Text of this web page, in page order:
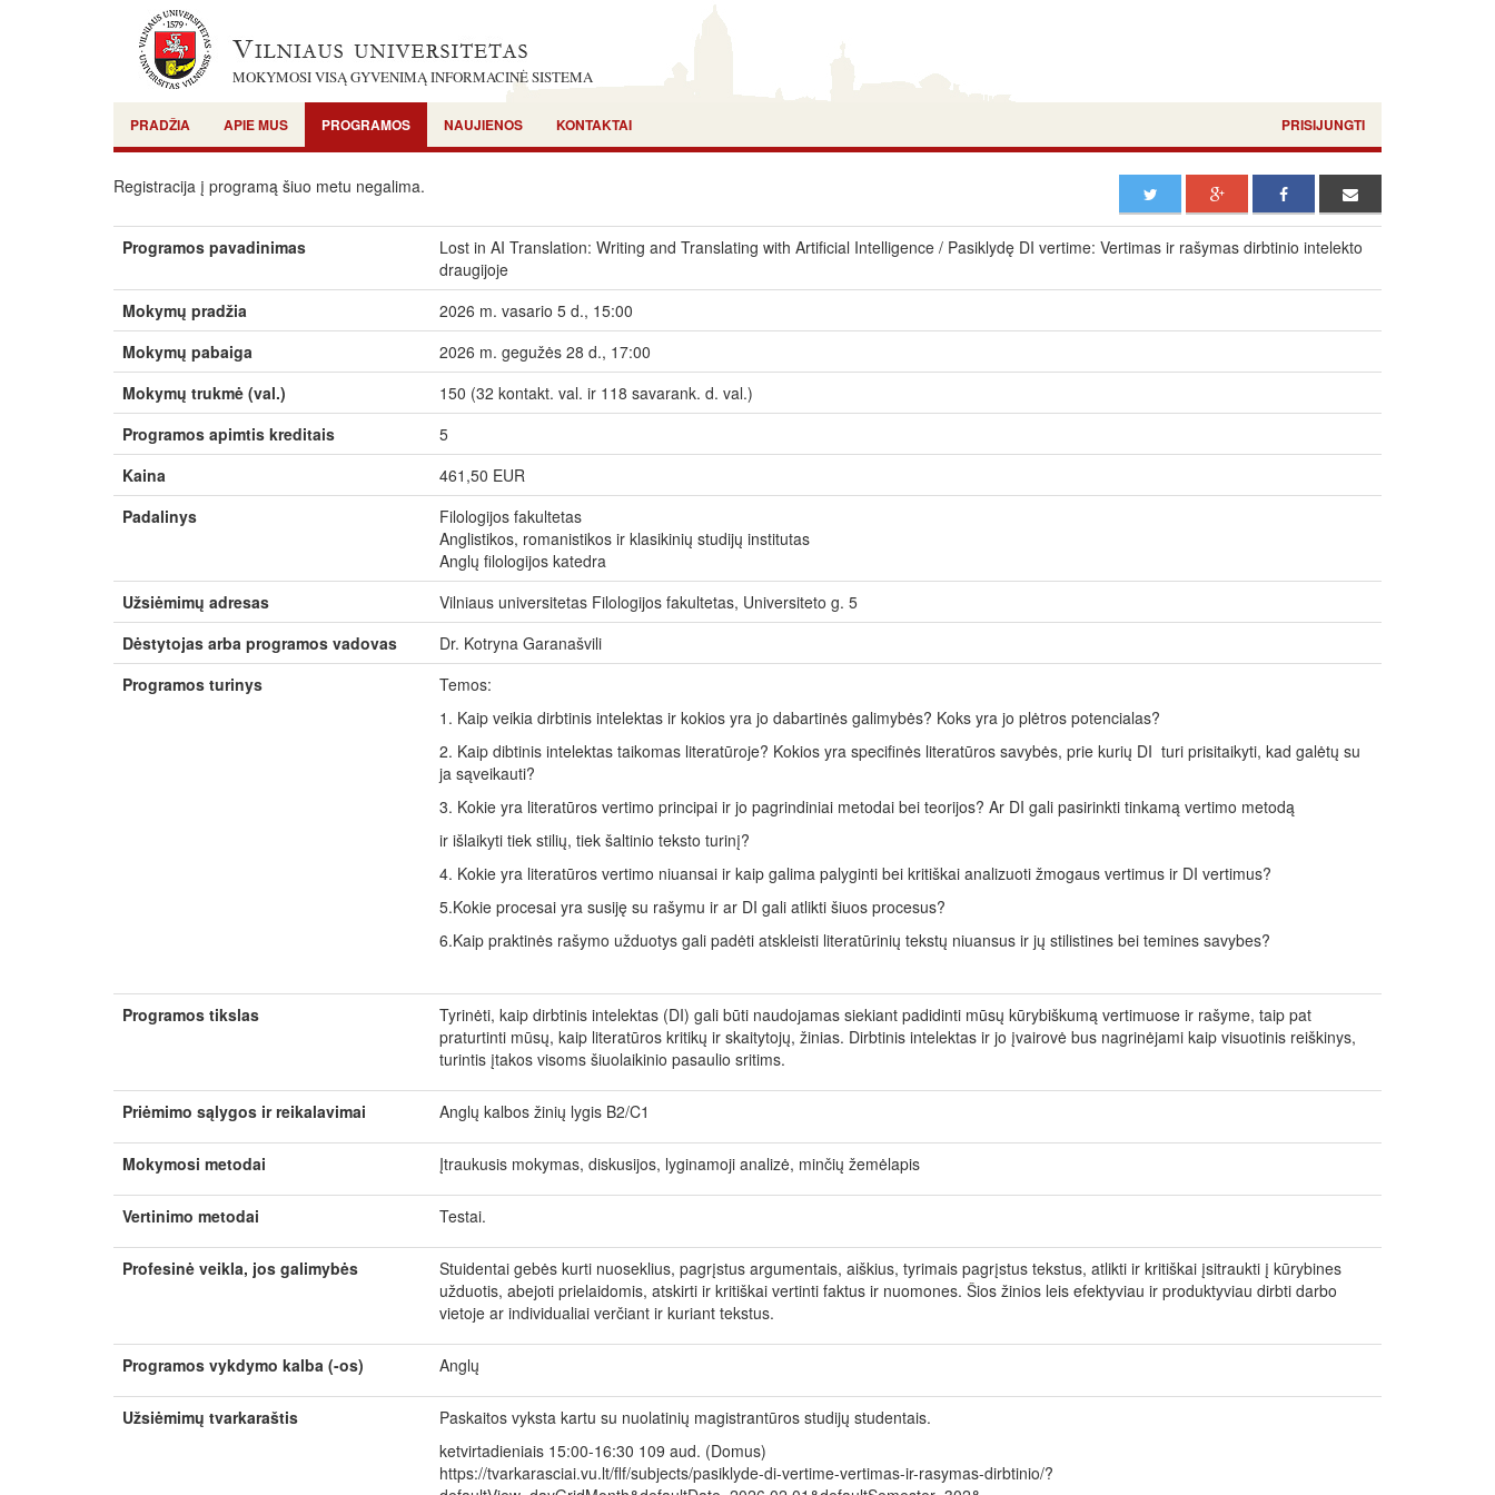
MOKYMOSI VISĄ GYVENIMĄ INFORMACINĖ SISTEMA
PRADŽIA APIE MUS PROGRAMOS NAUJIENOS KONTAKTAI PRISIJUNGTI
Registracija į programą šiuo metu negalima.
Programos pavadinimas
Lost in AI Translation: Writing and Translating with Artificial Intelligence / Pasiklydę DI vertime: Vertimas ir rašymas dirbtinio intelekto
draugijoje
Mokymų pradžia
2026 m. vasario 5 d., 15:00
Mokymų pabaiga
2026 m. gegužės 28 d., 17:00
Mokymų trukmė (val.)
150 (32 kontakt. val. ir 118 savarank. d. val.)
Programos apimtis kreditais
5
Kaina
461,50 EUR
Padalinys
Filologijos fakultetas
Anglistikos, romanistikos ir klasikinių studijų institutas
Anglų filologijos katedra
Užsiėmimų adresas
Vilniaus universitetas Filologijos fakultetas, Universiteto g. 5
Dėstytojas arba programos vadovas
Dr. Kotryna Garanašvili
Programos turinys
Temos:
1. Kaip veikia dirbtinis intelektas ir kokios yra jo dabartinės galimybės? Koks yra jo plėtros potencialas?
2. Kaip dibtinis intelektas taikomas literatūroje? Kokios yra specifinės literatūros savybės, prie kurių DI turi prisitaikyti, kad galėtų su
ja sąveikauti?
3. Kokie yra literatūros vertimo principai ir jo pagrindiniai metodai bei teorijos? Ar DI gali pasirinkti tinkamą vertimo metodą
ir išlaikyti tiek stilių, tiek šaltinio teksto turinį?
4. Kokie yra literatūros vertimo niuansai ir kaip galima palyginti bei kritiškai analizuoti žmogaus vertimus ir DI vertimus?
5.Kokie procesai yra susiję su rašymu ir ar DI gali atlikti šiuos procesus?
6.Kaip praktinės rašymo užduotys gali padėti atskleisti literatūrinių tekstų niuansus ir jų stilistines bei temines savybes?
Programos tikslas
Tyrinėti, kaip dirbtinis intelektas (DI) gali būti naudojamas siekiant padidinti mūsų kūrybiškumą vertimuose ir rašyme, taip pat
praturtinti mūsų, kaip literatūros kritikų ir skaitytojų, žinias. Dirbtinis intelektas ir jo įvairovė bus nagrinėjami kaip visuotinis reiškinys,
turintis įtakos visoms šiuolaikinio pasaulio sritims.
Priėmimo sąlygos ir reikalavimai Anglų kalbos žinių lygis B2/C1
Mokymosi metodai Įtraukusis mokymas, diskusijos, lyginamoji analizė, minčių žemėlapis
Vertinimo metodai Testai.
Profesinė veikla, jos galimybės
Stuidentai gebės kurti nuoseklius, pagrįstus argumentais, aiškius, tyrimais pagrįstus tekstus, atlikti ir kritiškai įsitraukti į kūrybines
užduotis, abejoti prielaidomis, atskirti ir kritiškai vertinti faktus ir nuomones. Šios žinios leis efektyviau ir produktyviau dirbti darbo
vietoje ar individualiai verčiant ir kuriant tekstus.
Programos vykdymo kalba (-os) Anglų
Užsiėmimų tvarkaraštis
Paskaitos vyksta kartu su nuolatinių magistrantūros studijų studentais.
ketvirtadieniais 15:00-16:30 109 aud. (Domus)
https://tvarkarasciai.vu.lt/flf/subjects/pasiklyde-di-vertime-vertimas-ir-rasymas-dirbtinio/?